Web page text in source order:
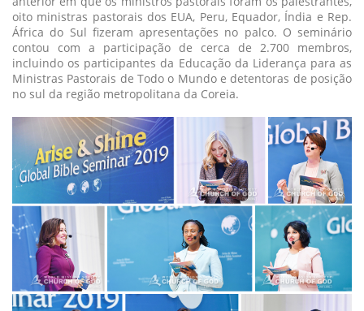
oito ministras pastorais dos EUA, Peru, Equador, Índia e Rep.
África do Sul fizeram apresentações no palco. O seminário
contou com a participação de cerca de 2.700 membros,
incluindo os participantes da Educação da Liderança para as
Ministras Pastorais de Todo o Mundo e detentoras de posição
no sul da região metropolitana da Coreia.